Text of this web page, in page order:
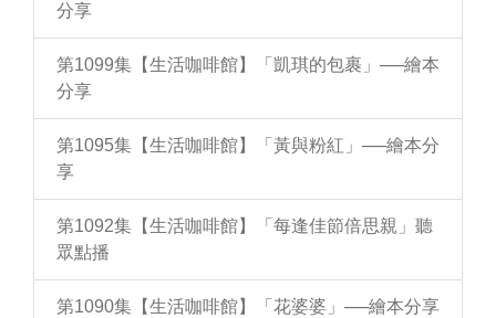
分享
第1099集【生活咖啡館】「凱琪的包裹」──繪本
分享
第1095集【生活咖啡館】「黃與粉紅」──繪本分
享
第1092集【生活咖啡館】「每逢佳節倍思親」聽
眾點播
第1090集【生活咖啡館】「花婆婆」──繪本分享